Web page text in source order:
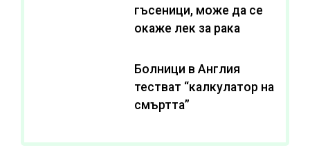
гъсеници, може да се
окаже лек за рака
Болници в Англия
тестват “калкулатор на
смъртта”